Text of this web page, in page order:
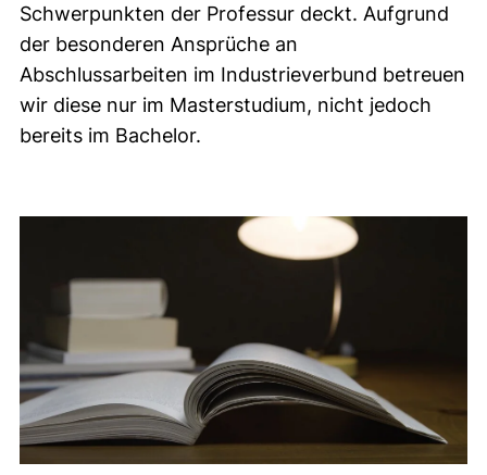
Schwerpunkten der Professur deckt. Aufgrund
der besonderen Ansprüche an
Abschlussarbeiten im Industrieverbund betreuen
wir diese nur im Masterstudium, nicht jedoch
bereits im Bachelor.